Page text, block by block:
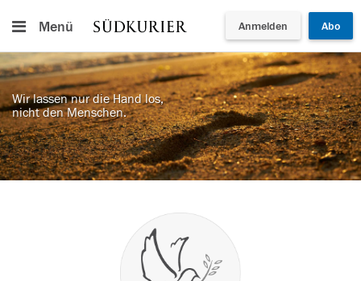
Menü Anmelden Abo
Wir lassen nur die Hand los,
nicht den Menschen.